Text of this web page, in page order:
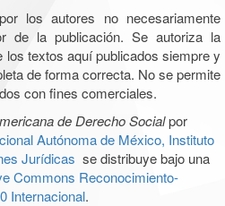
los autores no necesariamente
de la publicación. Se autoriza la
los textos aquí publicados siempre y
de forma correcta. No se permite
con fines comerciales.
de Derecho Socialpor
Autónoma de México, Instituto
Jurídicas se distribuye bajo una
Commons Reconocimiento-
Internacional.